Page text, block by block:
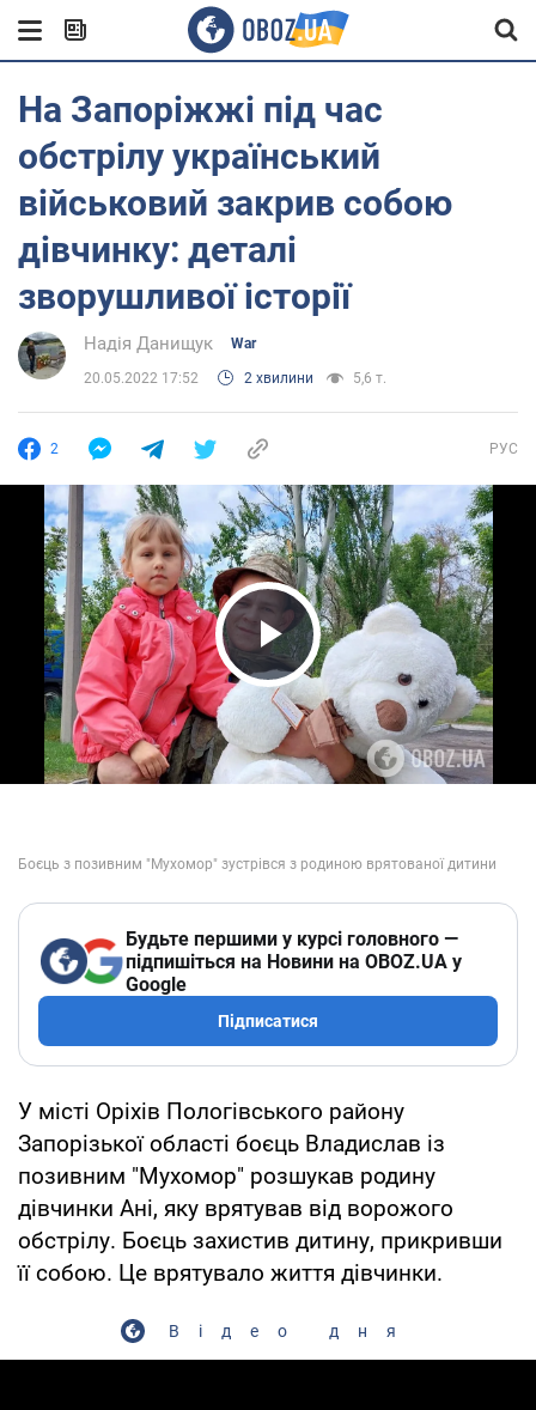
На Запоріжжі під час
обстрілу український
військовий закрив собою
дівчинку: деталі
зворушливої історії
Надія Данищук War
20.05.2022 17:52 2 хвилини 5,6 т.
2 РУС
Play Video
Будьте першими у курсі головного —
підпишіться на Новини на OBOZ.UA у
Google
Підписатися
У місті Оріхів Пологівського району
Запорізької області боєць Владислав із
позивним "Мухомор" розшукав родину
дівчинки Ані, яку врятував від ворожого
обстрілу. Боєць захистив дитину, прикривши
її собою. Це врятувало життя дівчинки.
Відео дня